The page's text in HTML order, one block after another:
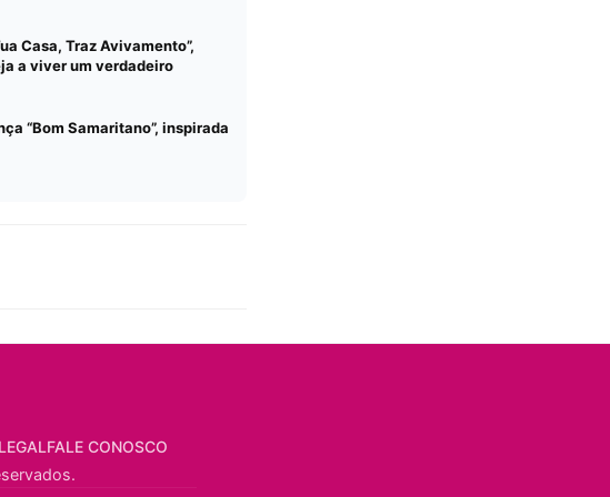
Casa, Traz Avivamento”,
a viver um verdadeiro
“Bom Samaritano”, inspirada
FALE CONOSCO